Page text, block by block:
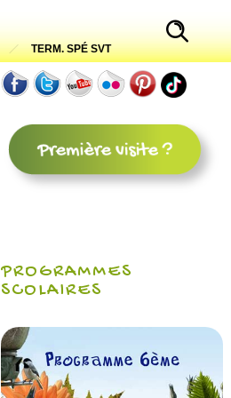
TERM. SPÉ SVT
PROGRAMMES
SCOLAIRES